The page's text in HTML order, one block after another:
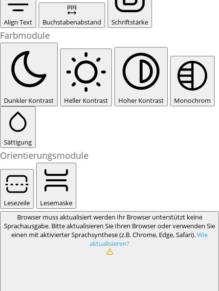
Align Text Buchstabenabstand Schriftstärke
Farbmodule
Dunkler Kontrast Heller Kontrast Hoher Kontrast Monochrom
Sättigung
Orientierungsmodule
Lesezeile
Lesemaske
Browser muss aktualisiert werden Ihr Browser unterstützt keine
Sprachausgabe. Bitte aktualisieren Sie Ihren Browser oder verwenden Sie
einen mit aktivierter Sprachsynthese (z.B. Chrome, Edge, Safari).Wie
aktualisieren?